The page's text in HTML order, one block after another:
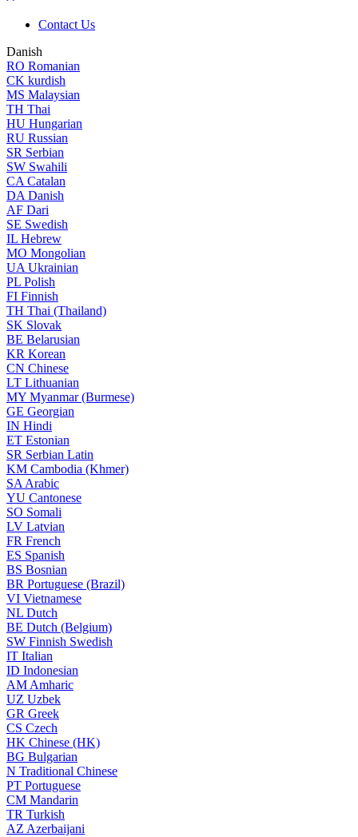
Contact Us
Danish
RO Romanian
CK kurdish
MS Malaysian
TH Thai
HU Hungarian
RU Russian
SR Serbian
SW Swahili
CA Catalan
DA Danish
AF Dari
SE Swedish
IL Hebrew
MO Mongolian
UA Ukrainian
PL Polish
FI Finnish
TH Thai (Thailand)
SK Slovak
BE Belarusian
KR Korean
CN Chinese
LT Lithuanian
MY Myanmar (Burmese)
GE Georgian
IN Hindi
ET Estonian
SR Serbian Latin
KM Cambodia (Khmer)
SA Arabic
YU Cantonese
SO Somali
LV Latvian
FR French
ES Spanish
BS Bosnian
BR Portuguese (Brazil)
VI Vietnamese
NL Dutch
BE Dutch (Belgium)
SW Finnish Swedish
IT Italian
ID Indonesian
AM Amharic
UZ Uzbek
GR Greek
CS Czech
HK Chinese (HK)
BG Bulgarian
N Traditional Chinese
PT Portuguese
CM Mandarin
TR Turkish
AZ Azerbaijani